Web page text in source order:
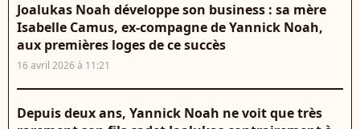
Joalukas Noah développe son business : sa mère
Isabelle Camus, ex-compagne de Yannick Noah,
aux premières loges de ce succès
16 avril 2026 à 11:21
Depuis deux ans, Yannick Noah ne voit que très